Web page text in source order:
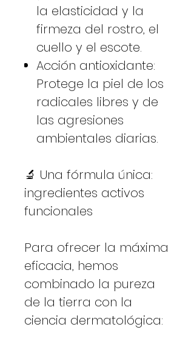
la elasticidad y la
firmeza del rostro, el
cuello y el escote.
Acción antioxidante:
Protege la piel de los
radicales libres y de
las agresiones
ambientales diarias.
🔬 Una fórmula única:
ingredientes activos
funcionales
Para ofrecer la máxima
eficacia, hemos
combinado la pureza
de la tierra con la
ciencia dermatológica: